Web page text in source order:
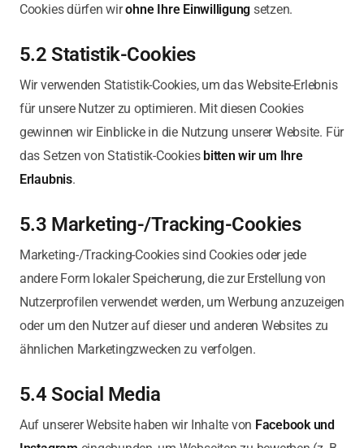
Cookies dürfen wirohne Ihre Einwilligung setzen.
5.2 Statistik-Cookies
Wir verwenden Statistik-Cookies, um das Website-Erlebnis
für unsere Nutzer zu optimieren. Mit diesen Cookies
gewinnen wir Einblicke in die Nutzung unserer Website. Für
das Setzen von Statistik-Cookies bitten wir um Ihre
Erlaubnis.
5.3 Marketing-/Tracking-Cookies
Marketing-/Tracking-Cookies sind Cookies oder jede
andere Form lokaler Speicherung, die zur Erstellung von
Nutzerprofilen verwendet werden, um Werbung anzuzeigen
oder um den Nutzer auf dieser und anderen Websites zu
ähnlichen Marketingzwecken zu verfolgen.
5.4 Social Media
Auf unserer Website haben wir Inhalte von Facebook und